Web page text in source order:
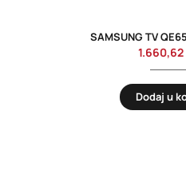
SAMSUNG TV
1.660,62
Dodaj u